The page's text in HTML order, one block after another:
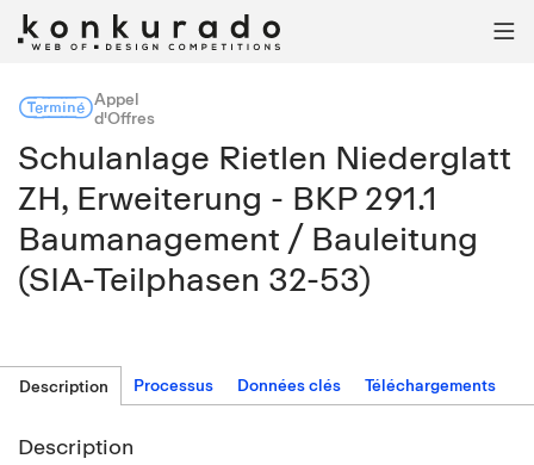

TerminéAppel
d'Offres
Schulanlage Rietlen Niederglatt
ZH, Erweiterung - BKP 291.1
Baumanagement / Bauleitung
(SIA-Teilphasen 32-53)
Description Processus Données clés Téléchargements
Description